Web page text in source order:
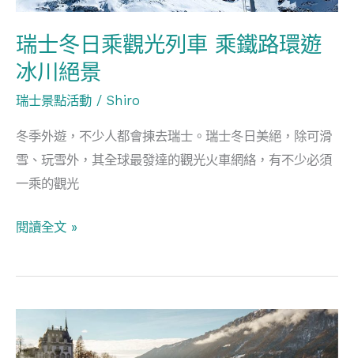
瑞士冬日乘觀光列車 乘鐵路環遊
冰川絕景
瑞士景點活動 / Shiro
冬季外遊，不少人都會揀去瑞士。瑞士冬日美絕，除可滑
雪、玩雪外，其全球最發達的觀光火車網絡，有不少必須
一乘的觀光
鐵
路
環
冰
川
絕
閱讀全文 »
萄